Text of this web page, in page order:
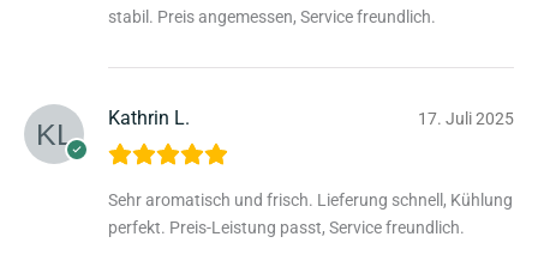
stabil. Preis angemessen, Service freundlich.
Kathrin L. 17. Juli 2025
Sehr aromatisch und frisch. Lieferung schnell, Kühlung
perfekt. Preis-Leistung passt, Service freundlich.